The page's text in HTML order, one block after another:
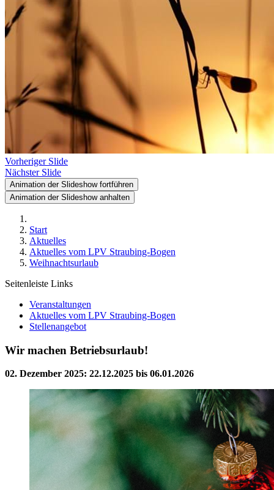
Vorheriger Slide
Nächster Slide
Animation der Slideshow fortführen
Animation der Slideshow anhalten
Start
Aktuelles
Aktuelles vom LPV Straubing-Bogen
Weihnachtsurlaub
Seitenleiste Links
Veranstaltungen
Aktuelles vom LPV Straubing-Bogen
Stellenangebot
Wir machen Betriebsurlaub!
02. Dezember 2025: 22.12.2025 bis 06.01.2026